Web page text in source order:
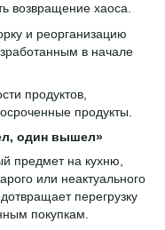
возвращение хаоса.
и реорганизацию
в начале
продуктов,
продукты.
один вышел»
предмет на кухню,
или неактуального
перегрузку
покупкам.